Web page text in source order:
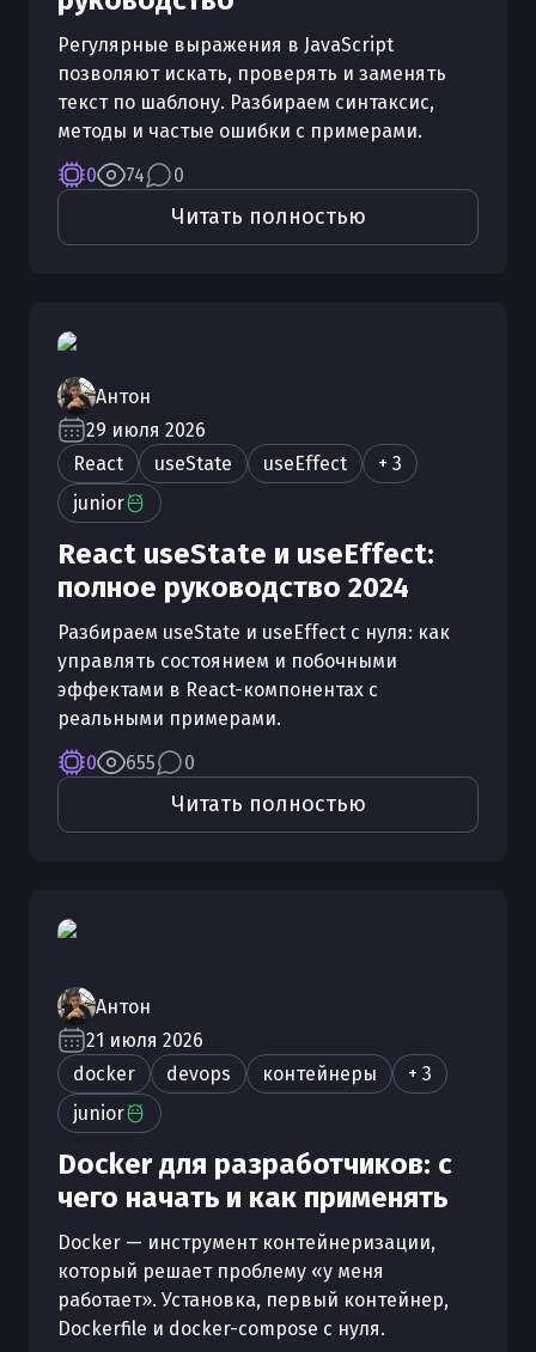
Регулярные выражения в JavaScript
позволяют искать, проверять и заменять
текст по шаблону. Разбираем синтаксис,
методы и частые ошибки с примерами.
0
74 0
Читать полностью
Антон
29 июля 2026
React
useState useEffect
+ 3
junior
React useState и useEffect:
полное руководство 2024
Разбираем useState и useEffect с нуля: как
управлять состоянием и побочными
эффектами в React-компонентах с
реальными примерами.
0
655 0
Читать полностью
Антон
21 июля 2026
docker
devops контейнеры
+ 3
junior
Docker для разработчиков: с
чего начать и как применять
Docker — инструмент контейнеризации,
который решает проблему «у меня
работает». Установка, первый контейнер,
Dockerfile и docker-compose с нуля.